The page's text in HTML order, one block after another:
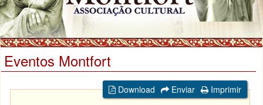
Eventos Montfort
Download Enviar
Imprimir